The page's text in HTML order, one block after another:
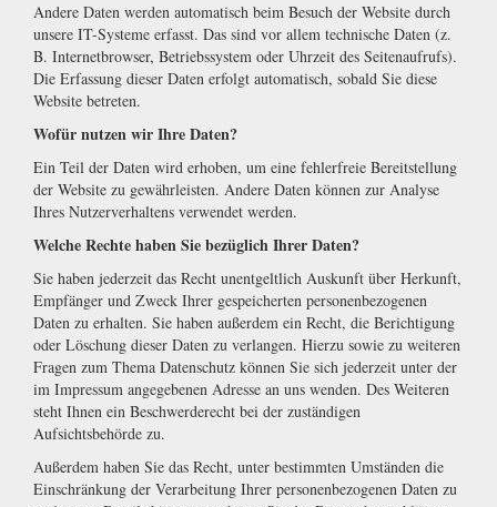
Andere Daten werden automatisch beim Besuch der Website durch
unsere IT-Systeme erfasst. Das sind vor allem technische Daten (z.
B. Internetbrowser, Betriebssystem oder Uhrzeit des Seitenaufrufs).
Die Erfassung dieser Daten erfolgt automatisch, sobald Sie diese
Website betreten.
Wofür nutzen wir Ihre Daten?
Ein Teil der Daten wird erhoben, um eine fehlerfreie Bereitstellung
der Website zu gewährleisten. Andere Daten können zur Analyse
Ihres Nutzerverhaltens verwendet werden.
Welche Rechte haben Sie bezüglich Ihrer Daten?
Sie haben jederzeit das Recht unentgeltlich Auskunft über Herkunft,
Empfänger und Zweck Ihrer gespeicherten personenbezogenen
Daten zu erhalten. Sie haben außerdem ein Recht, die Berichtigung
oder Löschung dieser Daten zu verlangen. Hierzu sowie zu weiteren
Fragen zum Thema Datenschutz können Sie sich jederzeit unter der
im Impressum angegebenen Adresse an uns wenden. Des Weiteren
steht Ihnen ein Beschwerderecht bei der zuständigen
Aufsichtsbehörde zu.
Außerdem haben Sie das Recht, unter bestimmten Umständen die
Einschränkung der Verarbeitung Ihrer personenbezogenen Daten zu